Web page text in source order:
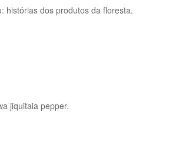
histórias dos produtos da floresta.
jiquitaia pepper.